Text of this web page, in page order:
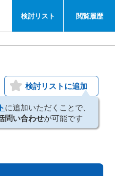
検討リスト 閲覧履歴
検討リストに追加
に追加いただくことで、
問い合わせが可能です